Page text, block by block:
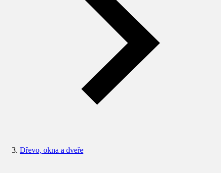
Dřevo, okna a dveře